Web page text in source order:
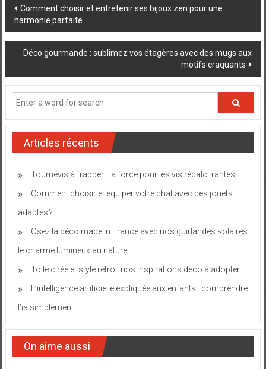
Post
navigation
Comment choisir et entretenir ses bijoux zen pour une
harmonie parfaite
Déco gourmande : sublimez vos étagères avec des mugs aux
motifs craquants
Articles récents
Tournevis à frapper : la force pour les vis récalcitrantes
Comment choisir et équiper votre chat avec des jouets
adaptés ?
Osez la déco made in France avec nos guirlandes solaires :
le charme lumineux au naturel
Toile cirée et style rétro : nos inspirations déco à adopter
L’intelligence artificielle expliquée aux enfants : comprendre
l’ia simplement
On aime aussi